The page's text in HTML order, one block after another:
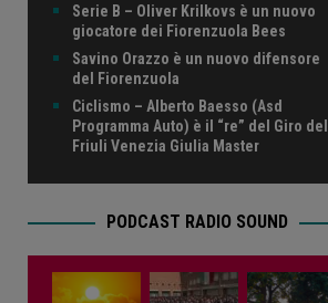
Serie B – Oliver Krilkovs è un nuovo
giocatore dei Fiorenzuola Bees
Savino Orazzo è un nuovo difensore
del Fiorenzuola
Ciclismo – Alberto Baesso (Asd
Programma Auto) è il “re” del Giro del
Friuli Venezia Giulia Master
PODCAST RADIO SOUND